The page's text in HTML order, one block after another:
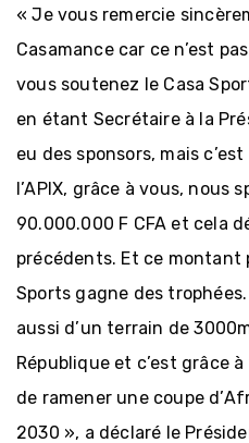
« Je vous remercie
Casamance car ce n’est
vous soutenez le Casa
en étant Secrétaire à la
eu des sponsors, mais
l’APIX, grâce à vous, nous
90.000.000 F CFA et cela
précédents. Et ce montant
Sports gagne des
aussi d’un terrain de
République et c’est grâce à
de ramener une coupe
2030 », a déclaré le